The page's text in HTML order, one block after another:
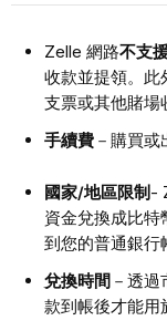
Zelle 網路不支
收款並提領。此
支票或其他賭場
手續費 －購買或
國家/地區限制-
資金兌換成比
到您的普通銀行
兌換時間 －透
款到帳後才能用